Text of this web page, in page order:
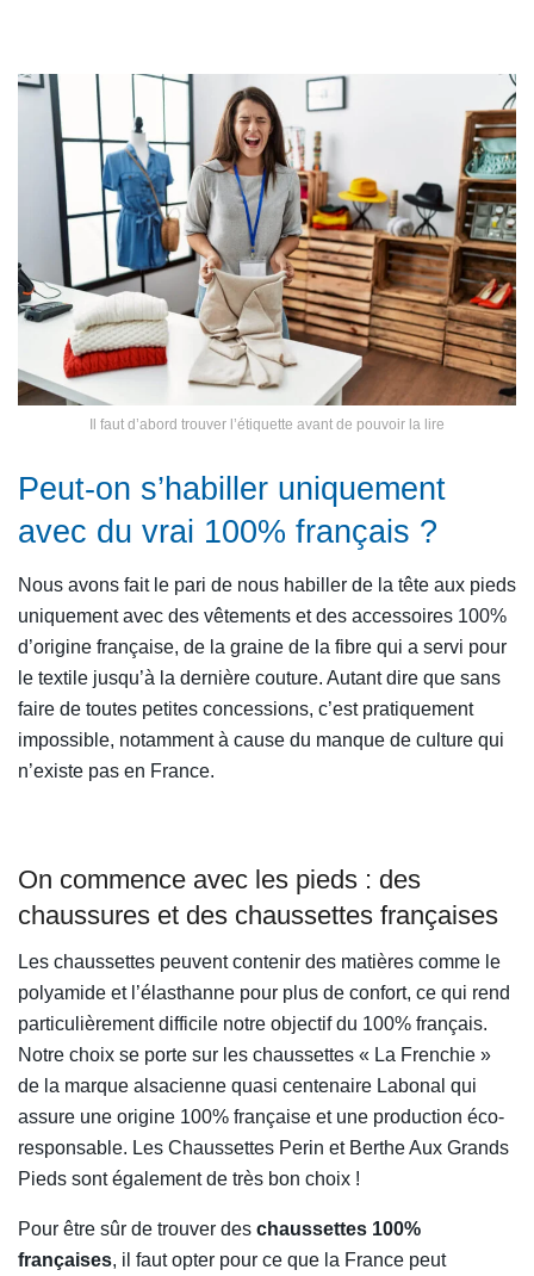
Il faut d’abord trouver l’étiquette avant de pouvoir la lire
Peut-on s’habiller uniquement
avec du vrai 100% français ?
Nous avons fait le pari de nous habiller de la tête aux pieds
uniquement avec des vêtements et des accessoires 100%
d’origine française, de la graine de la fibre qui a servi pour
le textile jusqu’à la dernière couture. Autant dire que sans
faire de toutes petites concessions, c’est pratiquement
impossible, notamment à cause du manque de culture qui
n’existe pas en France.
On commence avec les pieds : des
chaussures et des chaussettes françaises
Les chaussettes peuvent contenir des matières comme le
polyamide et l’élasthanne pour plus de confort, ce qui rend
particulièrement difficile notre objectif du 100% français.
Notre choix se porte sur les chaussettes « La Frenchie »
de la marque alsacienne quasi centenaire Labonal qui
assure une origine 100% française et une production éco-
responsable. Les Chaussettes Perin et Berthe Aux Grands
Pieds sont également de très bon choix !
Pour être sûr de trouver des chaussettes 100%
françaises, il faut opter pour ce que la France peut